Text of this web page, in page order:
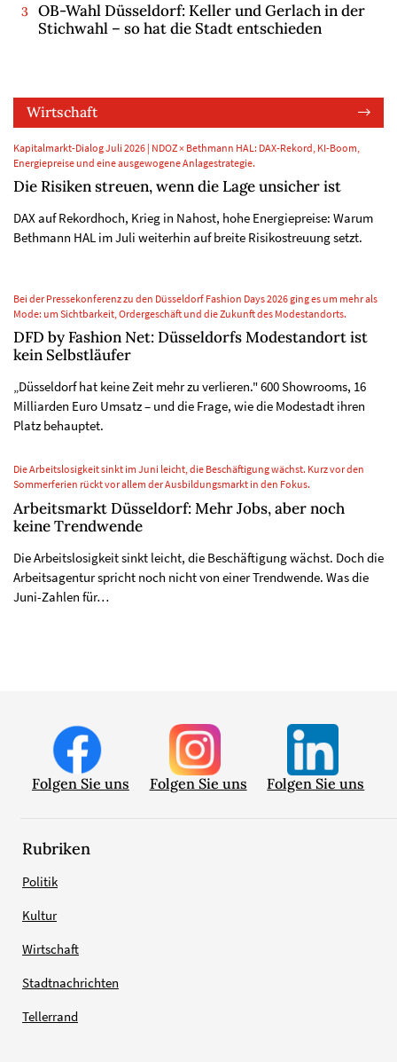
OB-Wahl Düsseldorf: Keller und Gerlach in der
Stichwahl – so hat die Stadt entschieden
Wirtschaft
Kapitalmarkt-Dialog Juli 2026 | NDOZ × Bethmann HAL: DAX-Rekord, KI-Boom,
Energiepreise und eine ausgewogene Anlagestrategie.
Die Risiken streuen, wenn die Lage unsicher ist
DAX auf Rekordhoch, Krieg in Nahost, hohe Energiepreise: Warum
Bethmann HAL im Juli weiterhin auf breite Risikostreuung setzt.
Bei der Pressekonferenz zu den Düsseldorf Fashion Days 2026 ging es um mehr als
Mode: um Sichtbarkeit, Ordergeschäft und die Zukunft des Modestandorts.
DFD by Fashion Net: Düsseldorfs Modestandort ist
kein Selbstläufer
„Düsseldorf hat keine Zeit mehr zu verlieren." 600 Showrooms, 16
Milliarden Euro Umsatz – und die Frage, wie die Modestadt ihren
Platz behauptet.
Die Arbeitslosigkeit sinkt im Juni leicht, die Beschäftigung wächst. Kurz vor den
Sommerferien rückt vor allem der Ausbildungsmarkt in den Fokus.
Arbeitsmarkt Düsseldorf: Mehr Jobs, aber noch
keine Trendwende
Die Arbeitslosigkeit sinkt leicht, die Beschäftigung wächst. Doch die
Arbeitsagentur spricht noch nicht von einer Trendwende. Was die
Juni-Zahlen für…
Folgen Sie uns Folgen Sie uns Folgen Sie uns
Rubriken
Politik
Kultur
Wirtschaft
Stadtnachrichten
Tellerrand